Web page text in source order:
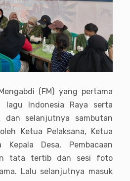
(FM) yang pertama
Indonesia Raya serta
dan selanjutnya sambutan
Ketua Pelaksana, Ketua
Kepala Desa, Pembacaan
tata tertib dan sesi foto
Lalu selanjutnya masuk